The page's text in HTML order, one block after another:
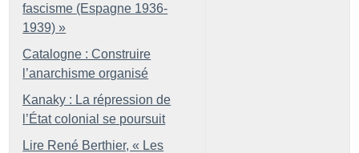
fascisme (Espagne 1936-
1939) »
Catalogne : Construire
l’anarchisme organisé
Kanaky : La répression de
l’État colonial se poursuit
Lire René Berthier, « Les